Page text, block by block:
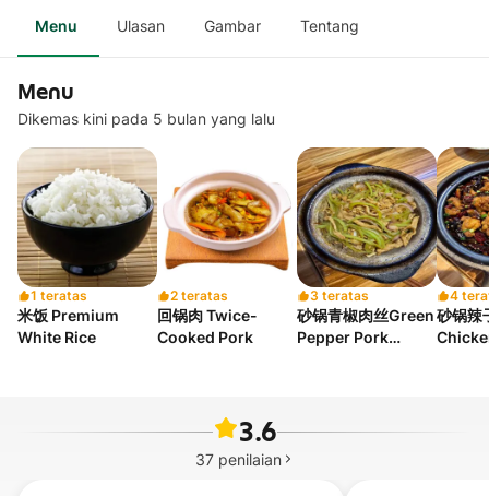
Menu Ulasan Gambar Tentang
Menu
Dikemas kini pada 5 bulan yang lalu
1 teratas
米饭 Premium
White Rice
2 teratas
回锅肉 Twice-
Cooked Pork
3 teratas
砂锅青椒肉丝Green
Pepper Pork
4
砂锅辣
3.6
37 penilaian